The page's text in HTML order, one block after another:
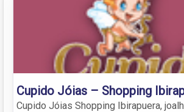
Cupido Jóias – Shopping
Cupido Jóias Shopping Ibirapuera,